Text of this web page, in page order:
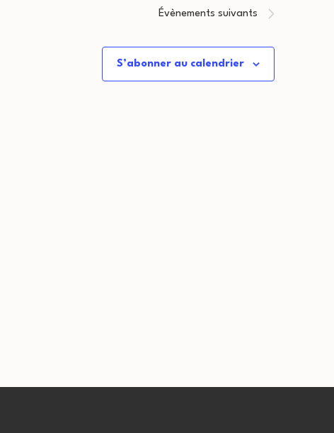
Évènements suivants
S’abonner au calendrier